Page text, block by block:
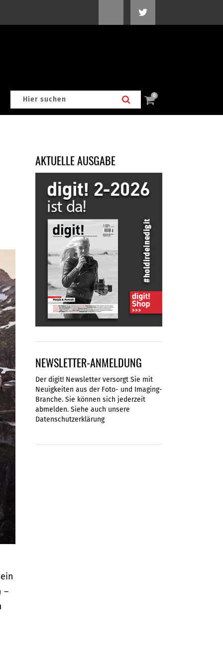
0
–
AKTUELLE AUSGABE
NEWSLETTER-ANMELDUNG
Der digit! Newsletter versorgt Sie mit
Neuigkeiten aus der Foto- und Imaging-
Branche. Sie können sich jederzeit
abmelden. Siehe auch unsere
Datenschutzerklärung